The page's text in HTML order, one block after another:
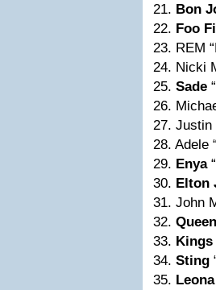
21. Bon
22. Foo
23. REM
24. Nicki
25. Sade
26.
27. Justin
28. Adele
29. Enya
30. Elton
31. John
32. Queen
33. Kings
34. Sting
35.